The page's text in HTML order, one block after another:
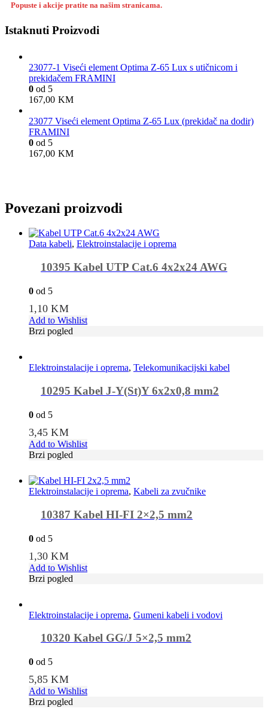
Popuste i akcije pratite na našim stranicama.
Istaknuti Proizvodi
23077-1 Viseći element Optima Z-65 Lux s utičnicom i
prekidačem FRAMINI
0 od 5
167,00 KM
23077 Viseći element Optima Z-65 Lux (prekidač na dodir)
FRAMINI
0 od 5
167,00 KM
Povezani proizvodi
Data kabeli, Elektroinstalacije i oprema
10395 Kabel UTP Cat.6 4x2x24 AWG
0 od 5
1,10KM
Add to Wishlist
Brzi pogled
Elektroinstalacije i oprema, Telekomunikacijski kabel
10295 Kabel J-Y(St)Y 6x2x0,8 mm2
0 od 5
3,45KM
Add to Wishlist
Brzi pogled
Elektroinstalacije i oprema, Kabeli za zvučnike
10387 Kabel HI-FI 2×2,5 mm2
0 od 5
1,30KM
Add to Wishlist
Brzi pogled
Elektroinstalacije i oprema, Gumeni kabeli i vodovi
10320 Kabel GG/J 5×2,5 mm2
0 od 5
5,85KM
Add to Wishlist
Brzi pogled